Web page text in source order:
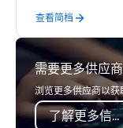
hospitality,
and protecting
thoughtful
explores diverse
the Pacific Rim,
and welcoming
our locations
查看简档
需要更多供应
浏览更多供应商以获
了解更多信息